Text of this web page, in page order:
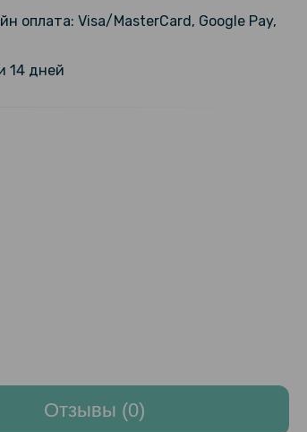
оплата: Visa/MasterCard, Google Pay,
14 дней
Отзывы (0)